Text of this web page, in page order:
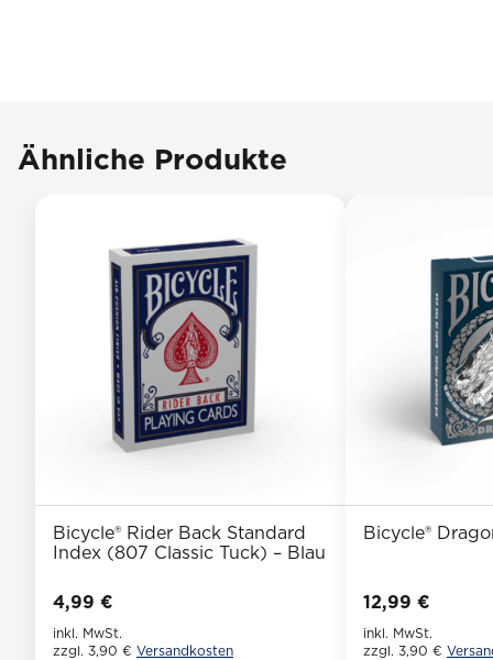
Ähnliche Produkte
Bicycle® Rider Back Standard
Index (807 Classic Tuck) – Blau
4,99 €
inkl. MwSt.
zzgl. 3,90 € Versandkosten
Bicycle®
12,99 €
inkl. MwSt.
zzgl. 3,90 €